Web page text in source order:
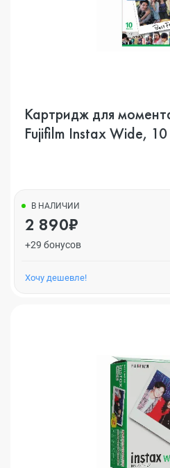
Картридж для
Fujifilm Instax Wide,
В НАЛИЧИИ
2 890₽
+29 бонусов
Хочу дешевле!